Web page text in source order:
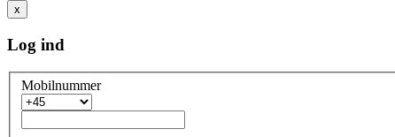
x
Log ind
Mobilnummer